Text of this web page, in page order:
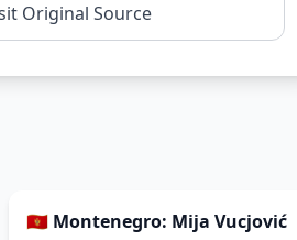
Original Source
🇲🇪 Montenegro: Mija Vucjović